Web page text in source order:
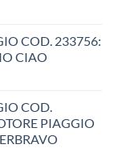
COD. 233756:
CIAO
COD.
PIAGGIO